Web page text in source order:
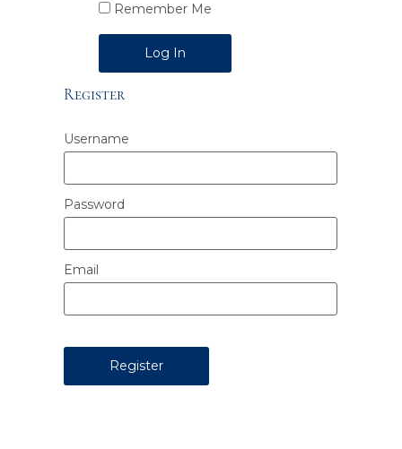
Remember Me
Alternative:
Register
Username
Password
Email